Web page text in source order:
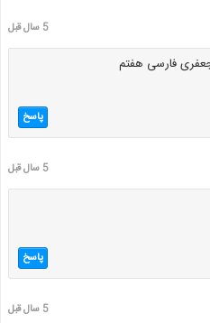
5 سال قبل
فارسی هفتم
پاسخ
5 سال قبل
پاسخ
5 سال قبل